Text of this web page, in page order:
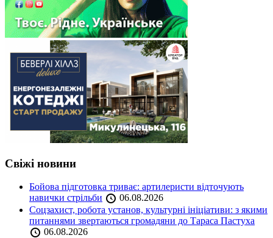
Свіжі новини
Бойова підготовка триває: артилеристи відточують
навички стрільби
06.08.2026
Соцзахист, робота установ, культурні ініціативи: з якими
питаннями звертаються громадяни до Тараса Пастуха
06.08.2026